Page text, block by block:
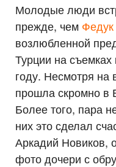
Молодые люди
прежде, чем Федук
возлюбленной
Турции на
году. Несмотря на
прошла скромно в
Более того, пара
них это сделал
Аркадий Новиков,
фото дочери с